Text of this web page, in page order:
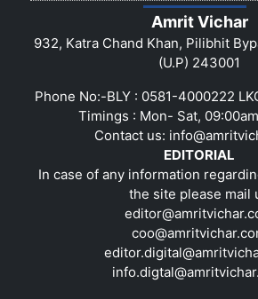
Amrit Vichar
932, Katra Chand Khan, Pilibhit
(U.P) 243001
Phone No:-BLY : 0581-4000222
Timings : Mon- Sat,
Contact us:
EDITORIAL
In case of any information
the site please mail